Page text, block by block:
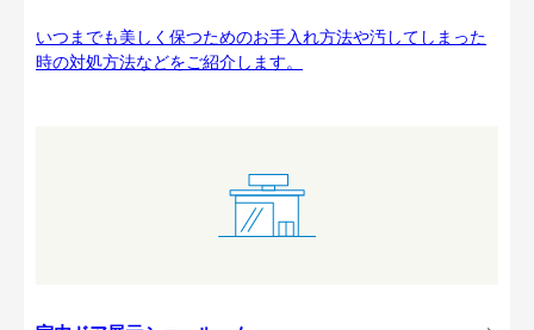
いつまでも美しく保つためのお手入れ方法や汚してしまった
時の対処方法などをご紹介します。